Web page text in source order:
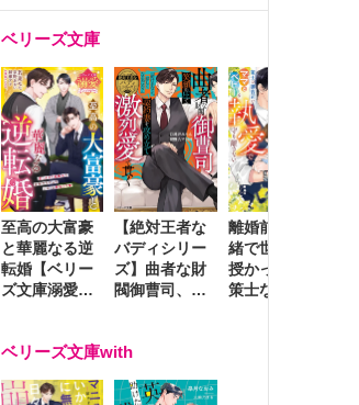
ベリーズ文庫
至高の大富豪
と華麗なる逆
転婚【ベリー
ズ文庫溺愛ア
【絶対王者な
バディシリー
ズ】曲者な財
閥御曹司、笑
激烈愛で貫く
離婚前夜に内
緒で世継ぎを
授かったら～
策士な御曹司
ベリーズ文庫with